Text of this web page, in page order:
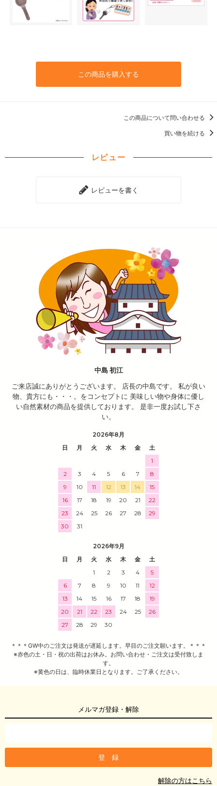
この商品を購入する
この商品について問い合わせる
買い物を続ける
レビュー
レビューを書く
中島 初江
ご来店誠にありがとうございます。 店長の中島です。 私が良い
物、貴方にも・・・。をコンセプトに 美味しい物や身体に優し
い自然素材の商品を提供しております。 是非一度お試し下さ
い。
2026年8月
日
月 火 水 木 金
土
1
2
3 4 5 6 7
8
9
10 11 12 13 14
15
16
17 18 19 20 21
22
23
24 25 26 27 28
29
30
31
2026年9月
日
月 火 水 木 金
土
1
2 3 4
5
6
7 8 9 10 11
12
13
14 15 16 17 18
19
20
21 22 23 24 25
26
27
28 29 30
＊＊＊GW中のご注文は発送が遅延します。早目のご注文願います。＊＊＊
※赤色の土・日・祝の出荷はお休み。お問い合わせ・ご注文は受付致しま
す。
※黄色の日は、臨時休業日となります。ご了承ください。
メルマガ登録・解除
解除の方はこちら